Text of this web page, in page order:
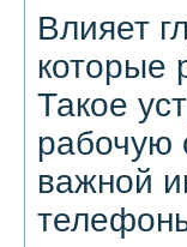
Влияет
которые
Такое
рабочую
важной